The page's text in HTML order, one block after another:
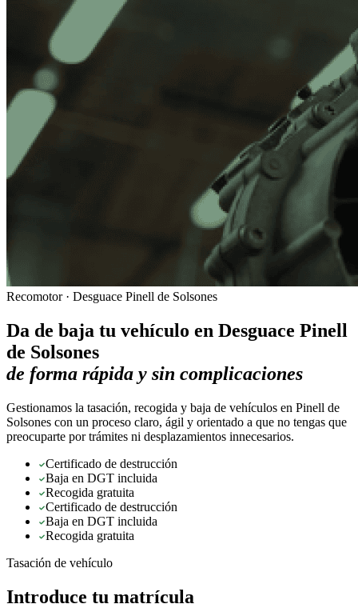
Recomotor · Desguace Pinell de Solsones
Da de baja tu vehículo en Desguace Pinell
de Solsones
de forma rápida y sin complicaciones
Gestionamos la tasación, recogida y baja de vehículos en Pinell de
Solsones con un proceso claro, ágil y orientado a que no tengas que
preocuparte por trámites ni desplazamientos innecesarios.
Certificado de destrucción
Baja en DGT incluida
Recogida gratuita
Certificado de destrucción
Baja en DGT incluida
Recogida gratuita
Tasación de vehículo
Introduce tu matrícula